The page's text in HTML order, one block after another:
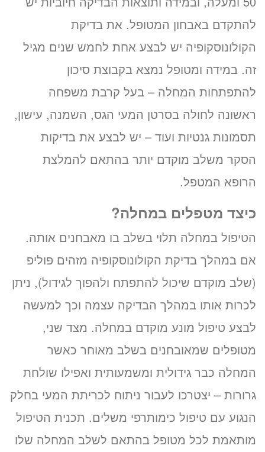
להתקדם באבחון המטופל. את בדיקת
הקולונוסקופיה יש לבצע אחת לחמש שנים מגיל
זה. במידה ומטופל נמצא בקבוצת סיכון
להתפתחות המחלה – בעל קרבת משפחה
ראשונה לחולה בסרטן המעי הגס, השמנה, עישון,
תסמונות גנטיות ועוד – יש לבצע את בדיקות
הסקר משלב מוקדם יותר בהתאם להמלצת
הרופא המטפל.
כיצד מטפלים במחלה?
הטיפול במחלה תלוי בשלב בו מאבחנים אותה.
אם במהלך בדיקת הקולונוסקופיה מזהים פוליפ
(שלב מוקדם שיכול להתפתח ולהפוך לגידול), ניתן
לכרות אותו במהלך הבדיקה עצמה וכך למעשה
לבצע טיפול מונע מוקדם במחלה. מצד שני,
מטופלים שמאובחנים בשלב מאוחר כאשר
המחלה כבר גידולית ומשמעותית ואפילו שולחת
גרורות – יצטרכו לעבור ניתוח לכריתת המעי בחלק
הנגוע עם טיפול כימותרפי משלים. תכנית הטיפול
מותאמת לכל מטופל בהתאם לשלב המחלה שלו